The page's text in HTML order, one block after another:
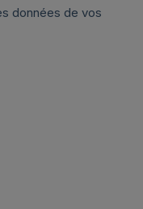
données de vos